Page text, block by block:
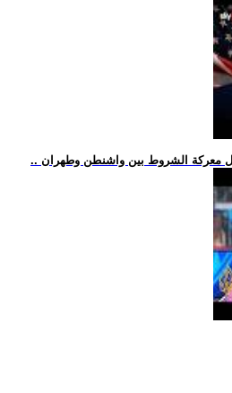
معركة الشروط بين واشنطن وطهران